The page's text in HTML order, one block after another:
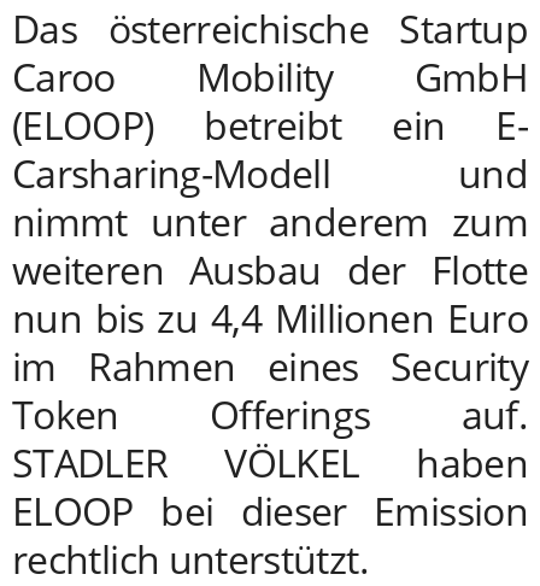
Das österreichische Startup
Caroo Mobility GmbH
(ELOOP) betreibt ein E-
Carsharing-Modell und
nimmt unter anderem zum
weiteren Ausbau der Flotte
nun bis zu 4,4 Millionen Euro
im Rahmen eines Security
Token Offerings auf.
STADLER VÖLKEL haben
ELOOP bei dieser Emission
rechtlich unterstützt.